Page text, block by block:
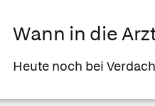
Wann in die
Heute noch bei